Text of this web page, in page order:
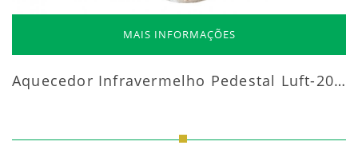
MAIS INFORMAÇÕES
Aquecedor Infravermelho Pedestal Luft-20000